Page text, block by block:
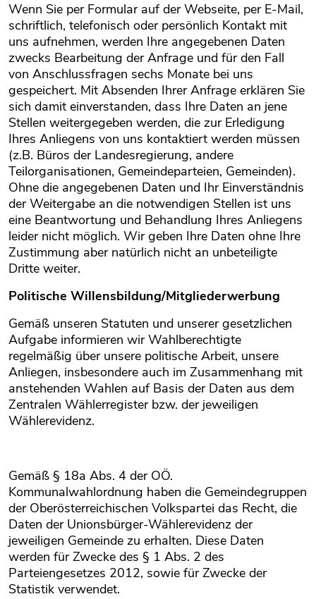
Wenn Sie per Formular auf der Webseite, per E-Mail,
schriftlich, telefonisch oder persönlich Kontakt mit
uns aufnehmen, werden Ihre angegebenen Daten
zwecks Bearbeitung der Anfrage und für den Fall
von Anschlussfragen sechs Monate bei uns
gespeichert. Mit Absenden Ihrer Anfrage erklären Sie
sich damit einverstanden, dass Ihre Daten an jene
Stellen weitergegeben werden, die zur Erledigung
Ihres Anliegens von uns kontaktiert werden müssen
(z.B. Büros der Landesregierung, andere
Teilorganisationen, Gemeindeparteien, Gemeinden).
Ohne die angegebenen Daten und Ihr Einverständnis
der Weitergabe an die notwendigen Stellen ist uns
eine Beantwortung und Behandlung Ihres Anliegens
leider nicht möglich. Wir geben Ihre Daten ohne Ihre
Zustimmung aber natürlich nicht an unbeteiligte
Dritte weiter.
Politische Willensbildung/Mitgliederwerbung
Gemäß unseren Statuten und unserer gesetzlichen
Aufgabe informieren wir Wahlberechtigte
regelmäßig über unsere politische Arbeit, unsere
Anliegen, insbesondere auch im Zusammenhang mit
anstehenden Wahlen auf Basis der Daten aus dem
Zentralen Wählerregister bzw. der jeweiligen
Wählerevidenz.
Gemäß § 18a Abs. 4 der OÖ.
Kommunalwahlordnung haben die Gemeindegruppen
der Oberösterreichischen Volkspartei das Recht, die
Daten der Unionsbürger-Wählerevidenz der
jeweiligen Gemeinde zu erhalten. Diese Daten
werden für Zwecke des § 1 Abs. 2 des
Parteiengesetzes 2012, sowie für Zwecke der
Statistik verwendet.